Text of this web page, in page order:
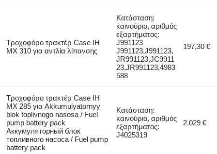
Τροχοφόρο τρακτέρ Case IH
MX 310 για αντλία λίπανσης
Κατάσταση:
καινούριο, αριθμός
εξαρτήματος:
J991123
J991123,J991123,
JR991123,JC9911
23,JR991123,4983
588
197,30 €
Τροχοφόρο τρακτέρ Case IH
MX 285 για Akkumulyatornyy
blok toplivnogo nasosa / Fuel
pump battery pack
Аккумуляторный блок
топливного насоса / Fuel pump
battery pack
Κατάσταση:
καινούριο, αριθμός
εξαρτήματος:
J4025319
2.029 €